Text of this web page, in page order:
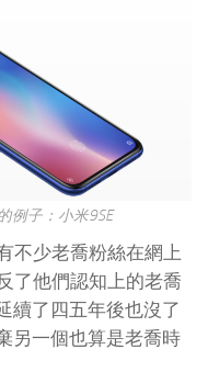
例子：小米9SE
不少老喬粉絲在網上
了他們認知上的老喬
續了四五年後也沒了
另一個也算是老喬時